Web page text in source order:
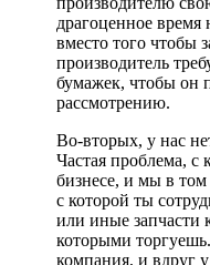
драгоценное время
вместо того чтобы
производитель
бумажек, чтобы он
рассмотрению.
Во-вторых, у нас
Частая проблема, с
бизнесе, и мы в
с которой ты
или иные запчасти
которыми
компания, и вдруг